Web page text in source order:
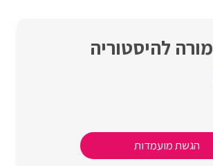
מורה להיסטוריה
הגשת מועמדות